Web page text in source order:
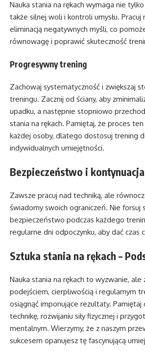
Nauka stania na rękach wymaga nie tylko
także silnej woli i kontroli umysłu. Pracuj
eliminacją negatywnych myśli, co
równowagę i poprawić skuteczność
Progresywny trening
Zachowaj systematyczność i zwiększaj
treningu. Zacznij od ściany, aby
upadku, a następnie stopniowo
stania na rękach. Pamiętaj, że proces
każdej osoby, dlatego dostosuj trening
indywidualnych umiejętności.
Bezpieczeństwo i kontynuacja
Zawsze pracuj nad techniką, ale
świadomy swoich ograniczeń. Nie forsuj
bezpieczeństwo podczas każdego
regularne dni odpoczynku, aby dać czas
Sztuka stania na rękach –
Nauka stania na rękach to wyzwanie,
podejściem, cierpliwością i regularnym
osiągnąć imponujące rezultaty. Pamiętaj
technikę, rozwijaniu siły fizycznej i
mentalnym. Wierzymy, że z naszym
sukcesem opanujesz tę fascynującą